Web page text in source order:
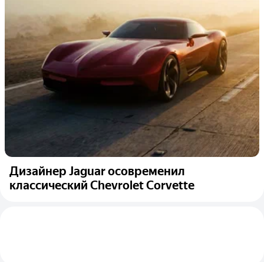
Дизайнер Jaguar осовременил
классический Chevrolet Corvette